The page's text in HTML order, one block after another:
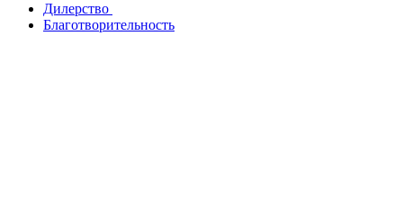
Дилерство
Благотворительность